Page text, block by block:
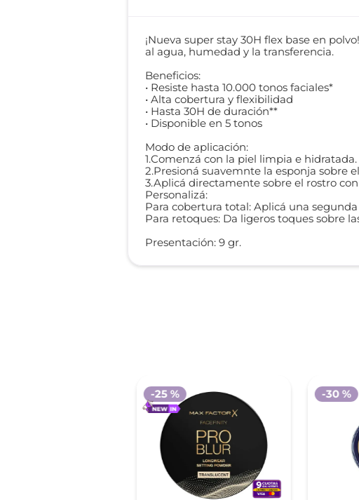
¡Nueva super stay 30H flex base en
al agua, humedad y la transferencia.
Beneficios:
• Resiste hasta 10.000 tonos faciales*
• Alta cobertura y flexibilidad
• Hasta 30H de duración**
• Disponible en 5 tonos
Modo de aplicación:
1.Comenzá con la piel limpia e hidratada.
2.Presioná suavemnte la esponja sobre
3.Aplicá directamente sobre el rostro
Personalizá:
Para cobertura total: Aplicá una
Para retoques: Da ligeros toques sobre
Presentación: 9 gr.
-25 % -30 %